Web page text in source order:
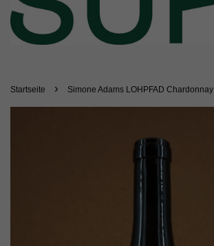
Startseite › Simone Adams LOHPFAD Chardonnay